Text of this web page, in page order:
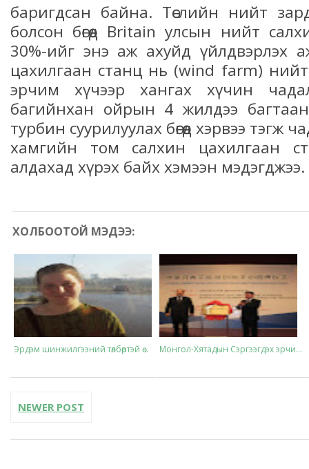
баригдсан байна. Төслийн нийт
болсон бөгөөд Britain улсын нийт
30%-ийг энэ аж ахуйд үйлдвэрлэх
цахилгаан станц нь (wind farm) нийт
эрчим хүчээр хангах хүчин
багийнхан ойрын 4 жилдээ
турбин суурилуулах бөгөөд хэрвээ тэгж
хамгийн том салхин цахилгаан
алдахад хүрэх байх хэмээн мэдэгджээ.
ХОЛБООТОЙ МЭДЭЭ:
Эрдэм шинжилгээний төлбөртэй ө... Монгол-Хятадын Сэргээгдэх эрчи...
NEWER POST